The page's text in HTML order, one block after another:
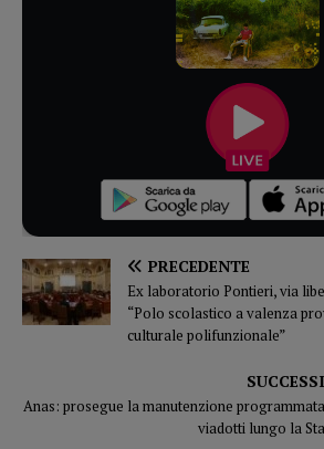
PRECEDENTE
Ex laboratorio Pontieri, via
“Polo scolastico a valenza
culturale polifunzionale”
Anas: prosegue la manutenzione
viadotti lungo la